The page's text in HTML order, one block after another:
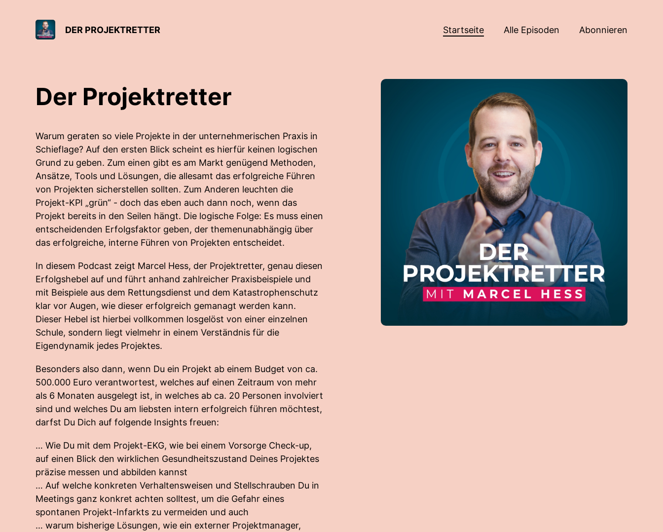
DER PROJEKTRETTER Startseite Alle Episoden Abonnieren
Der Projektretter
Warum geraten so viele Projekte in der unternehmerischen Praxis in
Schieflage? Auf den ersten Blick scheint es hierfür keinen logischen
Grund zu geben. Zum einen gibt es am Markt genügend Methoden,
Ansätze, Tools und Lösungen, die allesamt das erfolgreiche Führen
von Projekten sicherstellen sollten. Zum Anderen leuchten die
Projekt-KPI „grün“ - doch das eben auch dann noch, wenn das
Projekt bereits in den Seilen hängt. Die logische Folge: Es muss einen
entscheidenden Erfolgsfaktor geben, der themenunabhängig über
das erfolgreiche, interne Führen von Projekten entscheidet.
In diesem Podcast zeigt Marcel Hess, der Projektretter, genau diesen
Erfolgshebel auf und führt anhand zahlreicher Praxisbeispiele und
mit Beispiele aus dem Rettungsdienst und dem Katastrophenschutz
klar vor Augen, wie dieser erfolgreich gemanagt werden kann.
Dieser Hebel ist hierbei vollkommen losgelöst von einer einzelnen
Schule, sondern liegt vielmehr in einem Verständnis für die
Eigendynamik jedes Projektes.
Besonders also dann, wenn Du ein Projekt ab einem Budget von ca.
500.000 Euro verantwortest, welches auf einen Zeitraum von mehr
als 6 Monaten ausgelegt ist, in welches ab ca. 20 Personen involviert
sind und welches Du am liebsten intern erfolgreich führen möchtest,
darfst Du Dich auf folgende Insights freuen:
… Wie Du mit dem Projekt-EKG, wie bei einem Vorsorge Check-up,
auf einen Blick den wirklichen Gesundheitszustand Deines Projektes
präzise messen und abbilden kannst
… Auf welche konkreten Verhaltensweisen und Stellschrauben Du in
Meetings ganz konkret achten solltest, um die Gefahr eines
spontanen Projekt-Infarkts zu vermeiden und auch
… warum bisherige Lösungen, wie ein externer Projektmanager,